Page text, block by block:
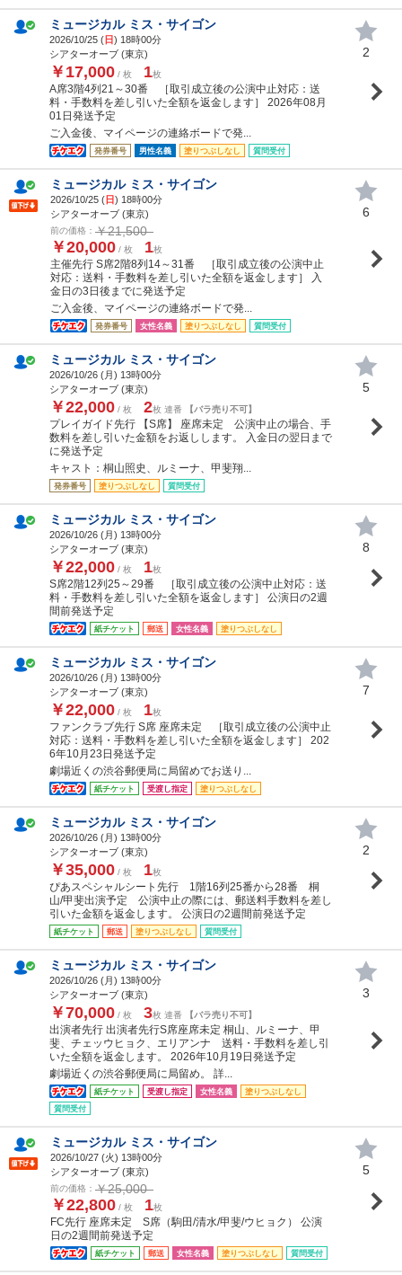
ミュージカル ミス・サイゴン
2026/10/25 (日) 18時00分
シアターオーブ (東京)
￥17,000 / 枚 1枚
A席3階4列21～30番 ［取引成立後の公演中止対応：送
料・手数料を差し引いた全額を返金します］ 2026年08月
01日発送予定
ご入金後、マイページの連絡ボードで発...
発券番号 男性名義 塗りつぶしなし 質問受付
2
ミュージカル ミス・サイゴン
2026/10/25 (日) 18時00分
シアターオーブ (東京)
前の価格： ￥21,500
￥20,000 / 枚 1枚
主催先行 S席2階8列14～31番 ［取引成立後の公演中止
対応：送料・手数料を差し引いた全額を返金します］ 入
金日の3日後までに発送予定
ご入金後、マイページの連絡ボードで発...
発券番号 女性名義 塗りつぶしなし 質問受付
6
ミュージカル ミス・サイゴン
2026/10/26 (月) 13時00分
シアターオーブ (東京)
￥22,000 / 枚 2枚 連番 【バラ売り不可】
プレイガイド先行 【S席】 座席未定 公演中止の場合、手
数料を差し引いた金額をお返しします。 入金日の翌日まで
に発送予定
キャスト：桐山照史、ルミーナ、甲斐翔...
発券番号 塗りつぶしなし 質問受付
5
ミュージカル ミス・サイゴン
2026/10/26 (月) 13時00分
シアターオーブ (東京)
￥22,000 / 枚 1枚
S席2階12列25～29番 ［取引成立後の公演中止対応：送
料・手数料を差し引いた全額を返金します］ 公演日の2週
間前発送予定
紙チケット 郵送 女性名義 塗りつぶしなし
8
ミュージカル ミス・サイゴン
2026/10/26 (月) 13時00分
シアターオーブ (東京)
￥22,000 / 枚 1枚
ファンクラブ先行 S席 座席未定 ［取引成立後の公演中止
対応：送料・手数料を差し引いた全額を返金します］ 202
6年10月23日発送予定
劇場近くの渋谷郵便局に局留めでお送り...
紙チケット 受渡し指定 塗りつぶしなし
7
ミュージカル ミス・サイゴン
2026/10/26 (月) 13時00分
シアターオーブ (東京)
￥35,000 / 枚 1枚
ぴあスペシャルシート先行 1階16列25番から28番 桐
山/甲斐出演予定 公演中止の際には、郵送料手数料を差し
引いた金額を返金します。 公演日の2週間前発送予定
紙チケット 郵送 塗りつぶしなし 質問受付
2
ミュージカル ミス・サイゴン
2026/10/26 (月) 13時00分
シアターオーブ (東京)
￥70,000 / 枚 3枚 連番 【バラ売り不可】
出演者先行 出演者先行S席座席未定 桐山、ルミーナ、甲
斐、チェッウヒョク、エリアンナ 送料・手数料を差し引
いた全額を返金します。 2026年10月19日発送予定
劇場近くの渋谷郵便局に局留め。 詳...
紙チケット 受渡し指定 女性名義
塗りつぶしなし
質問受付
3
ミュージカル ミス・サイゴン
2026/10/27 (火) 13時00分
シアターオーブ (東京)
前の価格： ￥25,000
￥22,800 / 枚 1枚
FC先行 座席未定 S席（駒田/清水/甲斐/ウヒョク） 公演
日の2週間前発送予定
紙チケット 郵送 女性名義 塗りつぶしなし 質問受付
5